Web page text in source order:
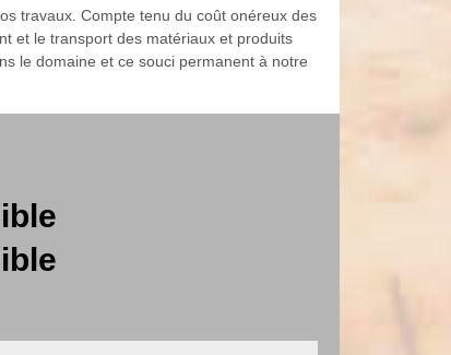
travaux. Compte tenu du coût onéreux des
et le transport des matériaux et produits
le domaine et ce souci permanent à notre